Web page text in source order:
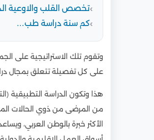
تخصص القلب والاوعية
كم سنة دراسة طب…
وتقوم تلك الاستراتيجية على
على كل تفصيلة تتعلق بمجال
هذا وتكون الدراسة التطبيقية
من المرضى من ذوي الحالات
الأكثر خبرة بالوطن العربي،